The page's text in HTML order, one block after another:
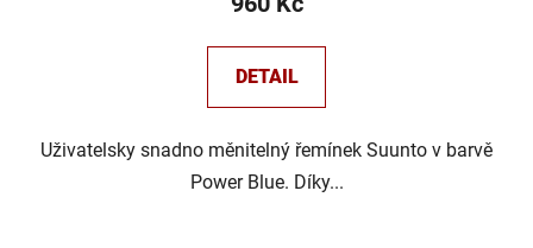
DETAIL
Uživatelsky snadno měnitelný řemínek Suunto v barvě
Power Blue. Díky...